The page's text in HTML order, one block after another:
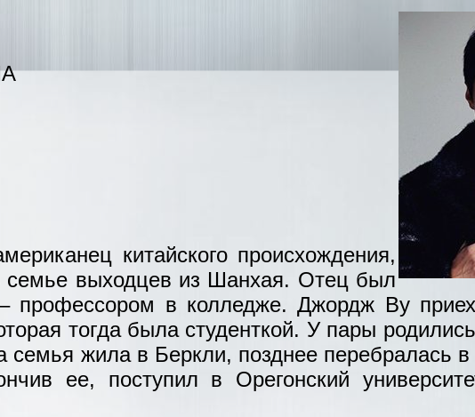
китайского происхождения,
семье выходцев из Шанхая. Отец был
профессором в колледже. Джордж Ву
тогда была студенткой. У пары
семья жила в Беркли, позднее перебралась
ее, поступил в Орегонский